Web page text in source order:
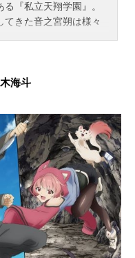
『私立天翔学園』。
てきた音之宮朔は様々
を感じていた。そし
突拍子もない発言や掴
い性格の往田詩と出会
”の楽しさを知る。泣い
り、時には喧嘩をした
毎日のなかで朔は自分
にない変化が生まれて
づく———。懸命に生
」たちの青春ストー
ACTORS-SongsConne
態TVアニメスケジュール
木海斗